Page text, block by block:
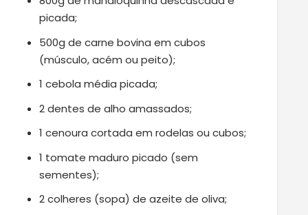
picada;
500g de carne bovina em cubos
(músculo, acém ou peito);
1 cebola média picada;
2 dentes de alho amassados;
1 cenoura cortada em rodelas ou cubos;
1 tomate maduro picado (sem
sementes);
2 colheres (sopa) de azeite de oliva;